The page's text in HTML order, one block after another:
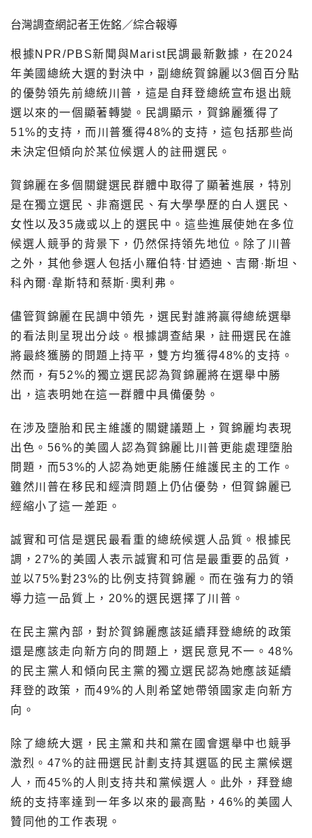
台灣調查網記者王佐銘／綜合報導
根據NPR/PBS新聞與Marist民調最新數據，在2024
年美國總統大選的對決中，副總統賀錦麗以3個百分點
的優勢領先前總統川普，這是自拜登總統宣布退出競
選以來的一個顯著轉變。民調顯示，賀錦麗獲得了
51%的支持，而川普獲得48%的支持，這包括那些尚
未決定但傾向於某位候選人的註冊選民。
賀錦麗在多個關鍵選民群體中取得了顯著進展，特別
是在獨立選民、非裔選民、有大學學歷的白人選民、
女性以及35歲或以上的選民中。這些進展使她在多位
候選人競爭的背景下，仍然保持領先地位。除了川普
之外，其他參選人包括小羅伯特·甘迺迪、吉爾·斯坦、
科內爾·韋斯特和蔡斯·奧利弗。
儘管賀錦麗在民調中領先，選民對誰將贏得總統選舉
的看法則呈現出分歧。根據調查結果，註冊選民在誰
將最終獲勝的問題上持平，雙方均獲得48%的支持。
然而，有52%的獨立選民認為賀錦麗將在選舉中勝
出，這表明她在這一群體中具備優勢。
在涉及墮胎和民主維護的關鍵議題上，賀錦麗均表現
出色。56%的美國人認為賀錦麗比川普更能處理墮胎
問題，而53%的人認為她更能勝任維護民主的工作。
雖然川普在移民和經濟問題上仍佔優勢，但賀錦麗已
經縮小了這一差距。
誠實和可信是選民最看重的總統候選人品質。根據民
調，27%的美國人表示誠實和可信是最重要的品質，
並以75%對23%的比例支持賀錦麗。而在強有力的領
導力這一品質上，20%的選民選擇了川普。
在民主黨內部，對於賀錦麗應該延續拜登總統的政策
還是應該走向新方向的問題上，選民意見不一。48%
的民主黨人和傾向民主黨的獨立選民認為她應該延續
拜登的政策，而49%的人則希望她帶領國家走向新方
向。
除了總統大選，民主黨和共和黨在國會選舉中也競爭
激烈。47%的註冊選民計劃支持其選區的民主黨候選
人，而45%的人則支持共和黨候選人。此外，拜登總
統的支持率達到一年多以來的最高點，46%的美國人
贊同他的工作表現。